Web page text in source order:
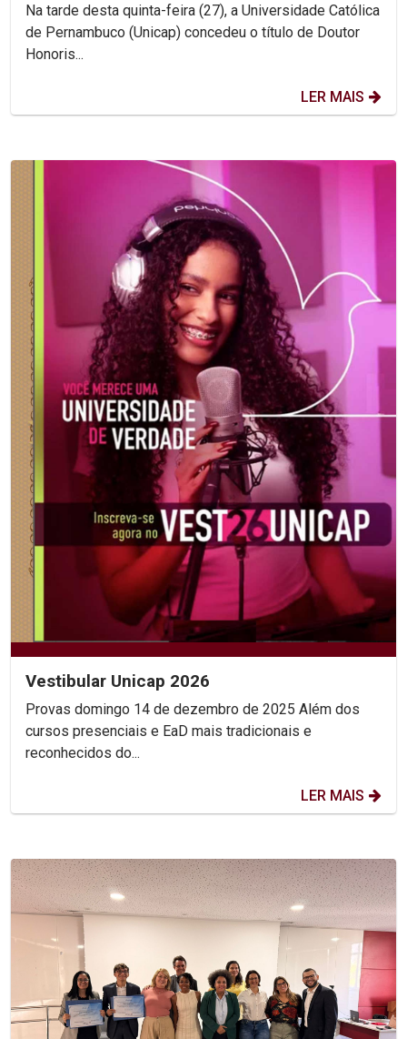
Na tarde desta quinta-feira (27), a Universidade Católica
de Pernambuco (Unicap) concedeu o título de Doutor
Honoris...
LER MAIS
Vestibular Unicap 2026
Provas domingo 14 de dezembro de 2025 Além dos
cursos presenciais e EaD mais tradicionais e
reconhecidos do...
LER MAIS